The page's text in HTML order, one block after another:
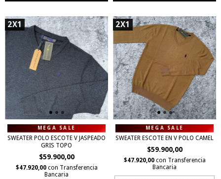
2X1
SWEATER POLO ESCOTE V JASPEADO
GRIS TOPO
$59.900,00
$47.920,00 con Transferencia
Bancaria
2X1
SWEATER ESCOTE EN V POLO CAMEL
$59.900,00
$47.920,00 con Transferencia
Bancaria